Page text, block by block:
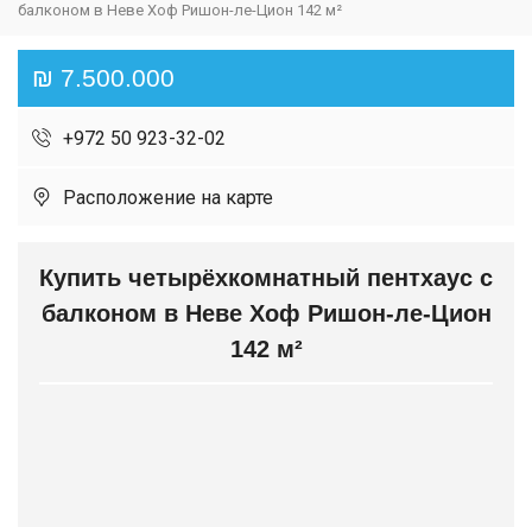
балконом в Неве Хоф Ришон-ле-Цион 142 м²
₪ 7.500.000
+972 50 923-32-02
Расположение на карте
Купить четырёхкомнатный пентхаус с
балконом в Неве Хоф Ришон-ле-Цион
142 м²